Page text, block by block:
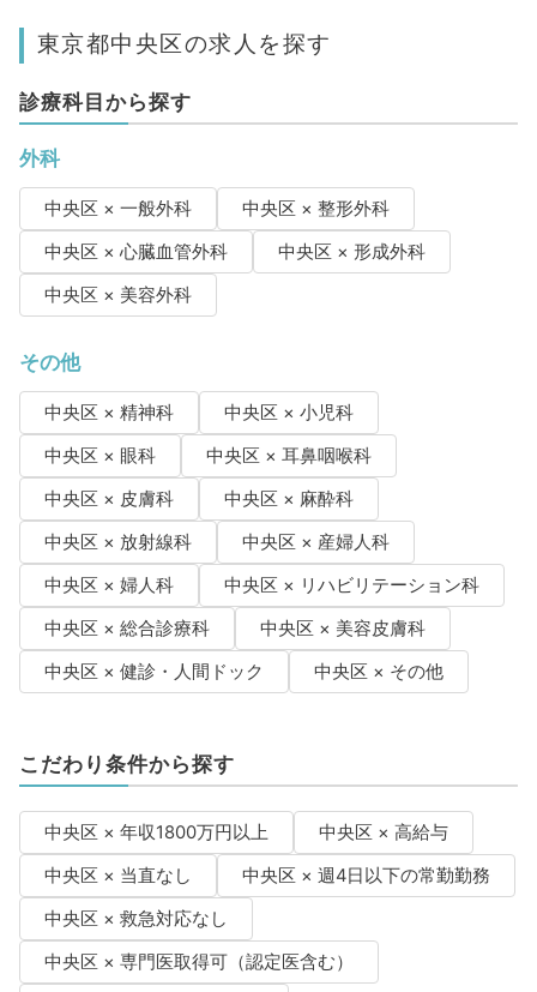
東京都中央区の求人を探す
診療科目から探す
外科
中央区 × 一般外科
中央区 × 整形外科
中央区 × 心臓血管外科
中央区 × 形成外科
中央区 × 美容外科
その他
中央区 × 精神科
中央区 × 小児科
中央区 × 眼科
中央区 × 耳鼻咽喉科
中央区 × 皮膚科
中央区 × 麻酔科
中央区 × 放射線科
中央区 × 産婦人科
中央区 × 婦人科
中央区 × リハビリテーション科
中央区 × 総合診療科
中央区 × 美容皮膚科
中央区 × 健診・人間ドック
中央区 × その他
こだわり条件から探す
中央区 × 年収1800万円以上
中央区 × 高給与
中央区 × 当直なし
中央区 × 週4日以下の常勤勤務
中央区 × 救急対応なし
中央区 × 専門医取得可（認定医含む）